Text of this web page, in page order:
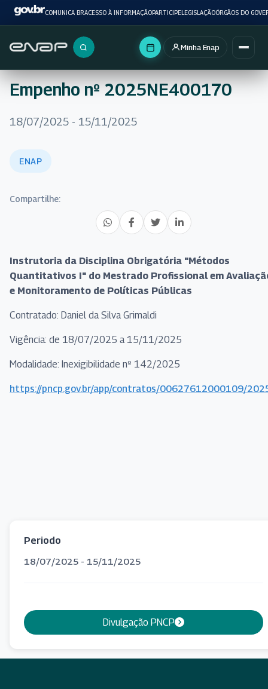
COMUNICA BRACESSO À INFORMAÇÃOPARTICIPELEGISLAÇÃOÓRGÃOS DO
Buscar no portal
Minha Enap
Empenho nº 2025NE400170
18/07/2025 - 15/11/2025
ENAP
Compartilhe:
Instrutoria da Disciplina Obrigatória "Métodos
Quantitativos I" do Mestrado Profissional em
e Monitoramento de Políticas Públicas
Contratado: Daniel da Silva Grimaldi
Vigência: de 18/07/2025 a 15/11/2025
Modalidade: Inexigibilidade nº 142/2025
https://pncp.gov.br/app/contratos/00627612000109/
Periodo
18/07/2025 - 15/11/2025
Divulgação PNCP